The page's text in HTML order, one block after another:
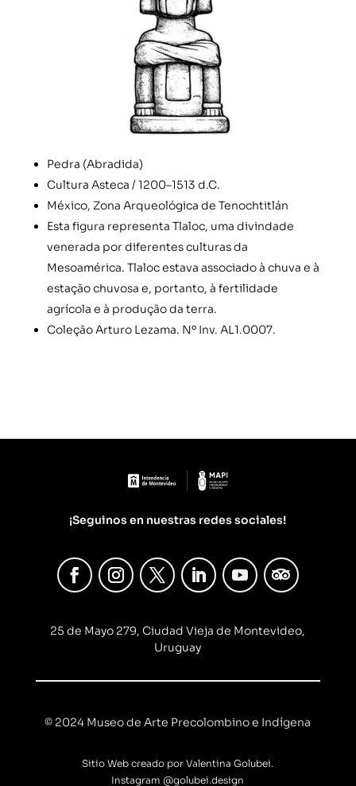
Pedra (Abradida)
Cultura Asteca / 1200–1513 d.C.
México, Zona Arqueológica de Tenochtitlán
Esta figura representa Tlaloc, uma divindade
venerada por diferentes culturas da
Mesoamérica. Tlaloc estava associado à chuva e à
estação chuvosa e, portanto, à fertilidade
agrícola e à produção da terra.
Coleção Arturo Lezama. Nº Inv. AL1.0007.
¡Seguinos en nuestras redes sociales!
25 de Mayo 279, Ciudad Vieja de Montevideo,
Uruguay
© 2024 Museo de Arte Precolombino e Indígena
Sitio Web creado por Valentina Golubei.
Instagram @golubei.design